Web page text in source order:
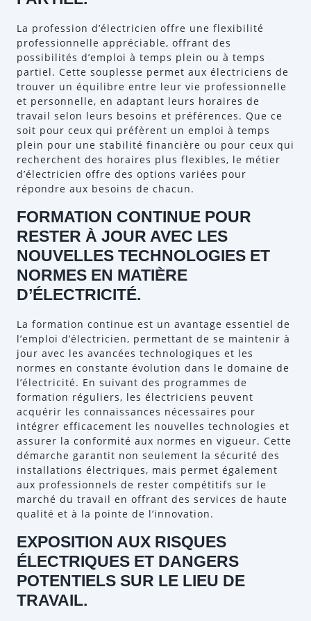
La profession d’électricien offre une flexibilité
professionnelle appréciable, offrant des
possibilités d’emploi à temps plein ou à temps
partiel. Cette souplesse permet aux électriciens de
trouver un équilibre entre leur vie professionnelle
et personnelle, en adaptant leurs horaires de
travail selon leurs besoins et préférences. Que ce
soit pour ceux qui préfèrent un emploi à temps
plein pour une stabilité financière ou pour ceux qui
recherchent des horaires plus flexibles, le métier
d’électricien offre des options variées pour
répondre aux besoins de chacun.
FORMATION CONTINUE POUR
RESTER À JOUR AVEC LES
NOUVELLES TECHNOLOGIES ET
NORMES EN MATIÈRE
D’ÉLECTRICITÉ.
La formation continue est un avantage essentiel de
l’emploi d’électricien, permettant de se maintenir à
jour avec les avancées technologiques et les
normes en constante évolution dans le domaine de
l’électricité. En suivant des programmes de
formation réguliers, les électriciens peuvent
acquérir les connaissances nécessaires pour
intégrer efficacement les nouvelles technologies et
assurer la conformité aux normes en vigueur. Cette
démarche garantit non seulement la sécurité des
installations électriques, mais permet également
aux professionnels de rester compétitifs sur le
marché du travail en offrant des services de haute
qualité et à la pointe de l’innovation.
EXPOSITION AUX RISQUES
ÉLECTRIQUES ET DANGERS
POTENTIELS SUR LE LIEU DE
TRAVAIL.